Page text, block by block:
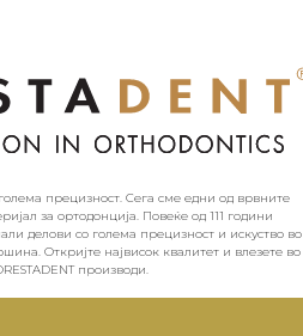
прецизност. Сега сме едни од врвните
за ортодонција. Повеќе од 111 години
делови со голема прецизност и искуство во
Откријте највисок квалитет и влезете во
производи.